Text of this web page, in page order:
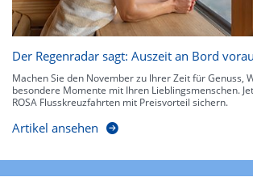
Der Regenradar sagt: Auszeit an Bord
Machen Sie den November zu Ihrer Zeit für Genuss,
besondere Momente mit Ihren Lieblingsmenschen.
ROSA Flusskreuzfahrten mit Preisvorteil sichern.
Artikel ansehen